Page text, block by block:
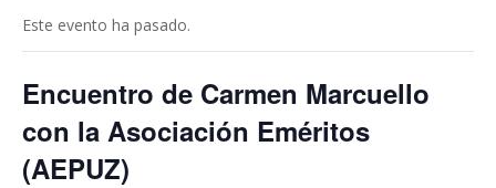
Este evento ha pasado.
Encuentro de Carmen Marcuello
con la Asociación Eméritos
(AEPUZ)